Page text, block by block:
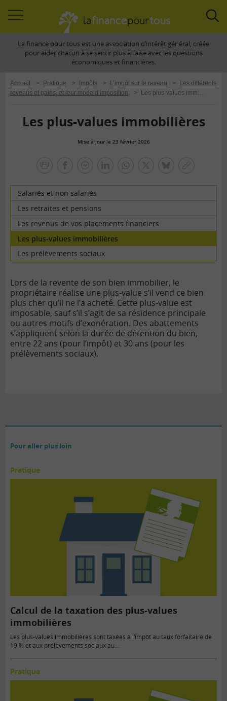
àLa finance pour tous est une association d’intérêt général, créée
pour aider chacun à se sentir plus à l’aise avec les questions
économiques et financières.
Accueil > Pratique > Impôts > L’impôt sur le revenu >
Les différents
revenus et gains, et leur mode d’imposition
> Les plus-values immobilières
Les plus-values immobilières
Mise à jour le 23 février 2026
tous
Salariés et non salariés
Les retraites et pensions
Les revenus de vos placements financiers
Les plus-values immobilières
Les prélèvements sociaux
Lors de la revente de son bien immobilier, le
propriétaire réalise une plus-value s’il vend ce bien
plus cher qu’il ne l’a acheté. Cette plus-value est
imposable, sauf s’il s’agit de sa résidence principale
ou autres motifs d’exonération. Des abattements
s’appliquent selon la durée de détention du bien,
entre 22 ans (pour l’impôt) et 30 ans (pour les
prélèvements sociaux).
Pour aller plus loin
Pratique
Calcul de la taxation des plus-values
immobilières
Les plus-values immobilières sont taxées à l’impôt au taux forfaitaire de
19 % et aux prélèvements sociaux au…
Pratique